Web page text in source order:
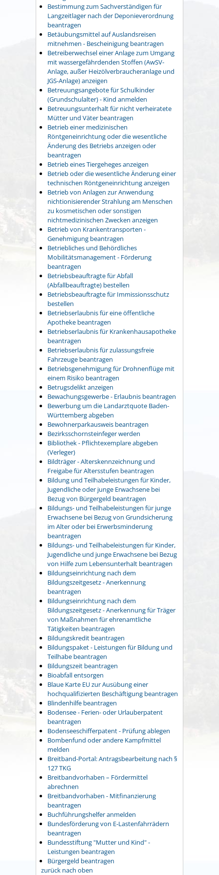
Bestimmung zum Sachverständigen für
Langzeitlager nach der Deponieverordnung
beantragen
Betäubungsmittel auf Auslandsreisen
mitnehmen - Bescheinigung beantragen
Betreiberwechsel einer Anlage zum Umgang
mit wassergefährdenden Stoffen (AwSV-
Anlage, außer Heizölverbraucheranlage und
JGS-Anlage) anzeigen
Betreuungsangebote für Schulkinder
(Grundschulalter) - Kind anmelden
Betreuungsunterhalt für nicht verheiratete
Mütter und Väter beantragen
Betrieb einer medizinischen
Röntgeneinrichtung oder die wesentliche
Änderung des Betriebs anzeigen oder
beantragen
Betrieb eines Tiergeheges anzeigen
Betrieb oder die wesentliche Änderung einer
technischen Röntgeneinrichtung anzeigen
Betrieb von Anlagen zur Anwendung
nichtionisierender Strahlung am Menschen
zu kosmetischen oder sonstigen
nichtmedizinischen Zwecken anzeigen
Betrieb von Krankentransporten -
Genehmigung beantragen
Betriebliches und Behördliches
Mobilitätsmanagement - Förderung
beantragen
Betriebsbeauftragte für Abfall
(Abfallbeauftragte) bestellen
Betriebsbeauftragte für Immissionsschutz
bestellen
Betriebserlaubnis für eine öffentliche
Apotheke beantragen
Betriebserlaubnis für Krankenhausapotheke
beantragen
Betriebserlaubnis für zulassungsfreie
Fahrzeuge beantragen
Betriebsgenehmigung für Drohnenflüge mit
einem Risiko beantragen
Betrugsdelikt anzeigen
Bewachungsgewerbe - Erlaubnis beantragen
Bewerbung um die Landarztquote Baden-
Württemberg abgeben
Bewohnerparkausweis beantragen
Bezirksschornsteinfeger werden
Bibliothek - Pflichtexemplare abgeben
(Verleger)
Bildträger - Alterskennzeichnung und
Freigabe für Altersstufen beantragen
Bildung und Teilhabeleistungen für Kinder,
Jugendliche oder junge Erwachsene bei
Bezug von Bürgergeld beantragen
Bildungs- und Teilhabeleistungen für junge
Erwachsene bei Bezug von Grundsicherung
im Alter oder bei Erwerbsminderung
beantragen
Bildungs- und Teilhabeleistungen für Kinder,
Jugendliche und junge Erwachsene bei Bezug
von Hilfe zum Lebensunterhalt beantragen
Bildungseinrichtung nach dem
Bildungszeitgesetz - Anerkennung
beantragen
Bildungseinrichtung nach dem
Bildungszeitgesetz - Anerkennung für Träger
von Maßnahmen für ehrenamtliche
Tätigkeiten beantragen
Bildungskredit beantragen
Bildungspaket - Leistungen für Bildung und
Teilhabe beantragen
Bildungszeit beantragen
Bioabfall entsorgen
Blaue Karte EU zur Ausübung einer
hochqualifizierten Beschäftigung beantragen
Blindenhilfe beantragen
Bodensee - Ferien- oder Urlauberpatent
beantragen
Bodenseeschifferpatent - Prüfung ablegen
Bombenfund oder andere Kampfmittel
melden
Breitband-Portal: Antragsbearbeitung nach §
127 TKG
Breitbandvorhaben – Fördermittel
abrechnen
Breitbandvorhaben - Mitfinanzierung
beantragen
Buchführungshelfer anmelden
Bundesförderung von E-Lastenfahrrädern
beantragen
Bundesstiftung "Mutter und Kind" -
Leistungen beantragen
Bürgergeld beantragen
zurück nach oben